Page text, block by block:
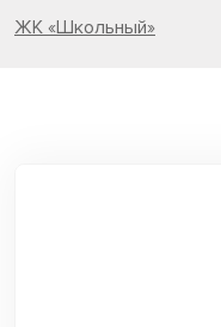
ЖК «Школьный»